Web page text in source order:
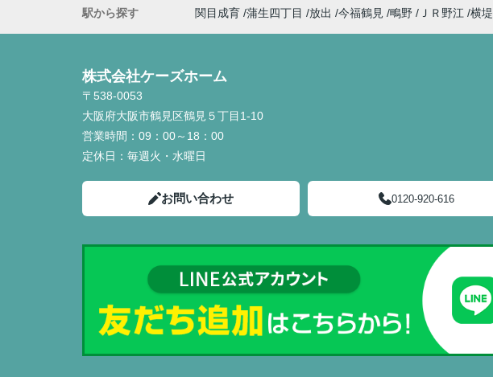
駅から探す
関目成育 蒲生四丁目 放出 今福鶴見 鴫野 ＪＲ野江 横堤
株式会社ケーズホーム
〒538-0053
大阪府大阪市鶴見区鶴見５丁目1-10
営業時間： 09：00～18：00
定休日： 毎週火・水曜日
お問い合わせ 0120-920-616